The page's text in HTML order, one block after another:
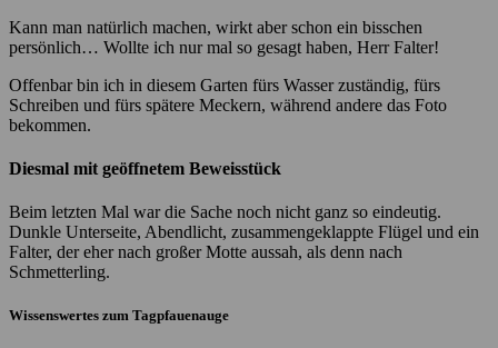
Kann man natürlich machen, wirkt aber schon ein bisschen
persönlich… Wollte ich nur mal so gesagt haben, Herr Falter!
Offenbar bin ich in diesem Garten fürs Wasser zuständig, fürs
Schreiben und fürs spätere Meckern, während andere das Foto
bekommen.
Diesmal mit geöffnetem Beweisstück
Beim letzten Mal war die Sache noch nicht ganz so eindeutig.
Dunkle Unterseite, Abendlicht, zusammengeklappte Flügel und ein
Falter, der eher nach großer Motte aussah, als denn nach
Schmetterling.
Wissenswertes zum Tagpfauenauge